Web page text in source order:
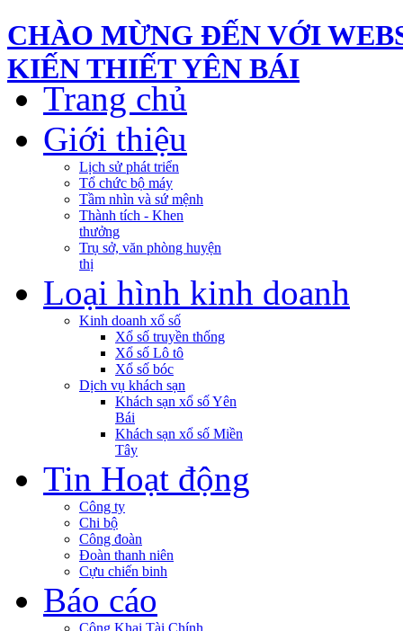
CHÀO MỪNG ĐẾN VỚI
KIẾN THIẾT YÊN BÁI
Trang chủ
Giới thiệu
Lịch sử phát triển
Tổ chức bộ máy
Tầm nhìn và sứ mệnh
Thành tích - Khen
thưởng
Trụ sở, văn phòng huyện
thị
Loại hình kinh doanh
Kinh doanh xổ số
Xổ số truyền thống
Xổ số Lô tô
Xổ số bóc
Dịch vụ khách sạn
Khách sạn xổ số Yên
Bái
Khách sạn xổ số Miền
Tây
Tin Hoạt động
Công ty
Chi bộ
Công đoàn
Đoàn thanh niên
Cựu chiến binh
Báo cáo